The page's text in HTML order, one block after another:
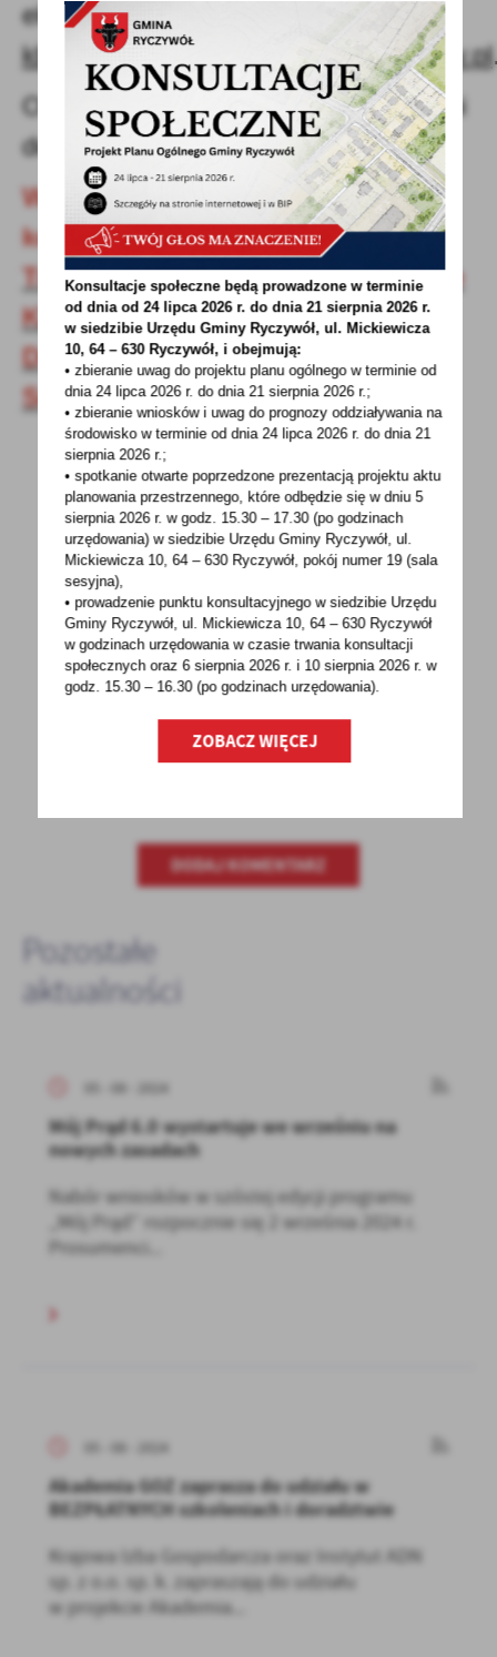
elektronicznej na adres:
klimatyczny.czlowiek.roku@klimat.gov.pl
Ogłoszenie wyników konkursu nastąpi
do końca października.
Więcej informacji oraz regulamin
konkursu znajduje się na stronie:
Trwa nabór wniosków w konkursie
Klimatyczny Człowiek Roku 2024.
Do wygrania nawet 30 tys. zł |
Serwis Samorządowy PAP
POWRÓT UDOSTĘPNIJ
POPRZEDNI NASTĘPNY
Spodobała Ci się informacja? Zostaw nam swoją opinię
DODAJ KOMENTARZ
Pozostałe
aktualności
05 - 08 - 2024
Mój Prąd 6.0 wystartuje we wrześniu na
nowych zasadach
Nabór wniosków w szóstej edycji programu
„Mój Prąd” rozpocznie się 2 września 2024 r.
Prosumenci...
05 - 08 - 2024
Akademia GOZ zaprasza do udziału w
BEZPŁATNYCH szkoleniach i doradztwie
Krajowa Izba Gospodarcza oraz Instytut ADN
sp. z o.o. sp. k. zapraszają do udziału
w projekcie Akademia...
Konsultacje społeczne będą prowadzone w terminie
od dnia od 24 lipca 2026 r. do dnia 21 sierpnia 2026 r.
w siedzibie Urzędu Gminy Ryczywół, ul. Mickiewicza
10, 64 – 630 Ryczywół, i obejmują:
• zbieranie uwag do projektu planu ogólnego w terminie od
dnia 24 lipca 2026 r. do dnia 21 sierpnia 2026 r.;
• zbieranie wniosków i uwag do prognozy oddziaływania na
środowisko w terminie od dnia 24 lipca 2026 r. do dnia 21
sierpnia 2026 r.;
• spotkanie otwarte poprzedzone prezentacją projektu aktu
planowania przestrzennego, które odbędzie się w dniu 5
sierpnia 2026 r.w godz. 15.30 – 17.30 (po godzinach
urzędowania) w siedzibie Urzędu Gminy Ryczywół, ul.
Mickiewicza 10, 64 – 630 Ryczywół, pokój numer 19 (sala
sesyjna),
• prowadzenie punktu konsultacyjnego w siedzibie Urzędu
Gminy Ryczywół, ul. Mickiewicza 10, 64 – 630 Ryczywół
w godzinachurzędowania w czasie trwania konsultacji
społecznych oraz 6 sierpnia 2026 r. i 10 sierpnia 2026 r. w
godz. 15.30 – 16.30 (po godzinachurzędowania).
ZOBACZ WIĘCEJ